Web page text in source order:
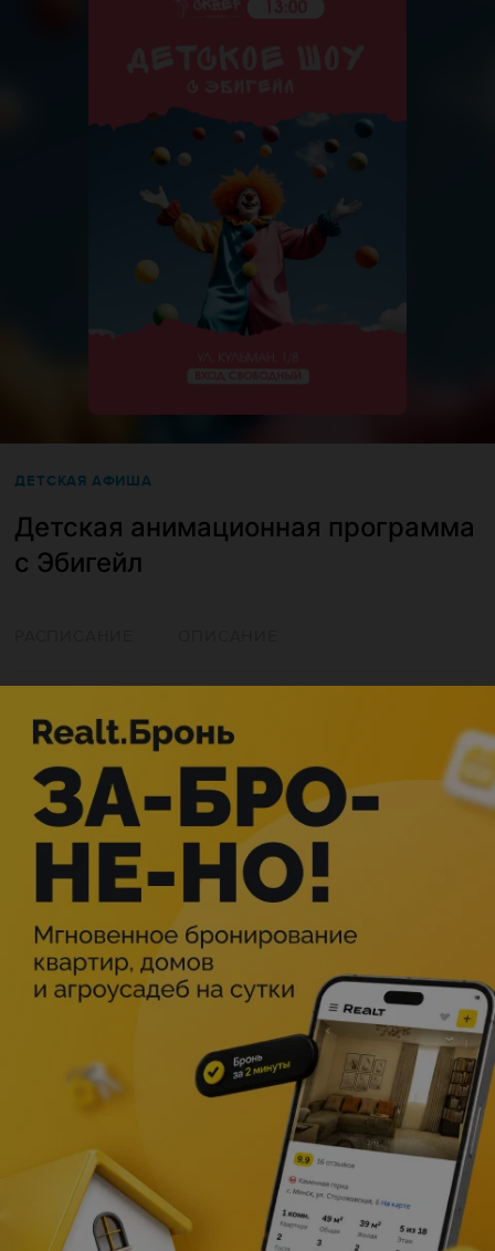
ДЕТСКАЯ АФИША
Детская анимационная программа
с Эбигейл
Мероприятие в этом городе уже прошло
Описание